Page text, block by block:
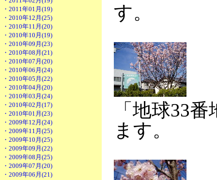
・2011年01月(19)
・2010年12月(25)
・2010年11月(20)
・2010年10月(19)
・2010年09月(23)
・2010年08月(21)
・2010年07月(20)
・2010年06月(24)
・2010年05月(22)
・2010年04月(20)
・2010年03月(24)
・2010年02月(17)
・2010年01月(23)
・2009年12月(24)
・2009年11月(25)
・2009年10月(25)
・2009年09月(22)
・2009年08月(25)
・2009年07月(20)
・2009年06月(21)
す。
「地球33
ます。